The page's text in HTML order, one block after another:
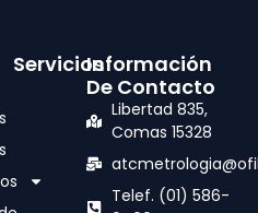
ServiciosInformación
De Contacto
Libertad 835,
Comas 15328
Telef. (01) 586-